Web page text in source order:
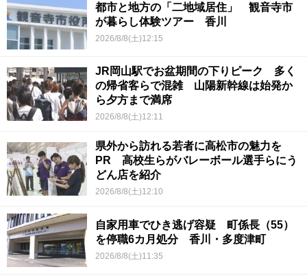
都市と地方の「二地域居住」 観音寺市
が暮らし体験ツアー 香川
2026/8/8(土)12:15
JR岡山駅でお盆期間の下りピーク 多く
の帰省客らで混雑 山陽新幹線は始発か
ら夕方まで満席
2026/8/8(土)12:11
県外から訪れる若者に高松市の魅力を
PR 高校生らがバレーボール選手らにう
どん店を紹介
2026/8/8(土)12:10
自家用車でひき逃げ容疑 町係長（55）
を停職6カ月処分 香川・多度津町
2026/8/8(土)11:35